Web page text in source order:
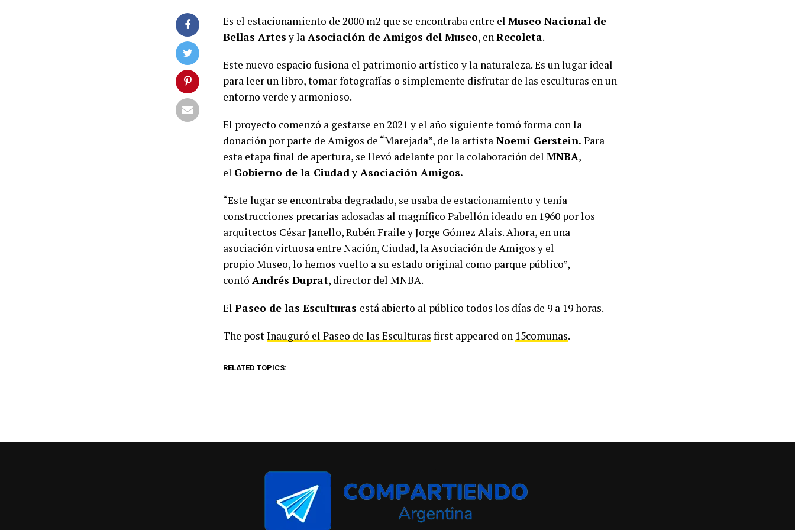
Es el estacionamiento de 2000 m2 que se encontraba entre el Museo Nacional de
Bellas Artesy laAsociación de Amigos del Museo, enRecoleta.
Este nuevo espacio fusiona el patrimonio artístico y la naturaleza. Es un lugar ideal
para leer un libro, tomar fotografías o simplemente disfrutar de las esculturas en un
entorno verde y armonioso.
El proyecto comenzó a gestarse en 2021 y el año siguiente tomó forma con la
donación por parte de Amigos de “Marejada”, de la artista Noemí Gerstein. Para
esta etapa final de apertura, se llevó adelante por la colaboración del MNBA,
el Gobierno de la Ciudady Asociación Amigos.
“Este lugar se encontraba degradado, se usaba de estacionamiento y tenía
construcciones precarias adosadas al magnífico Pabellón ideado en 1960 por los
arquitectos César Janello, Rubén Fraile y Jorge Gómez Alais. Ahora, en una
asociación virtuosa entre Nación, Ciudad, la Asociación de Amigos y el
propio Museo, lo hemos vuelto a su estado original como parque público”,
contó Andrés Duprat, director del MNBA.
El Paseo de las Esculturas está abierto al público todos los días de 9 a 19 horas.
The postInauguró el Paseo de las Esculturas first appeared on 15comunas.
RELATED TOPICS: